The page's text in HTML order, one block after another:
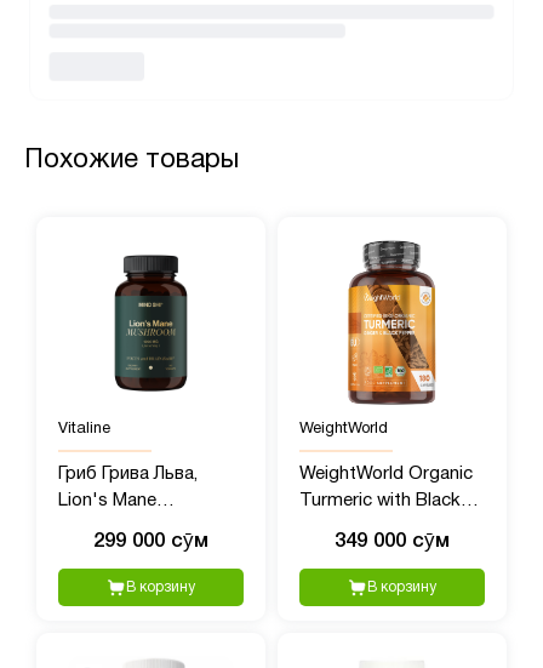
Похожие товары
Vitaline
Гриб Грива Льва,
Lion's Mane
1000 мг, 60 капсул
299 000 сӯм
В корзину
WeightWorld
WeightWorld Organic
Turmeric with Black
(Куркума с имбирем
и черным перцем)
4560 мг, 180 капсул
349 000 сӯм
В корзину